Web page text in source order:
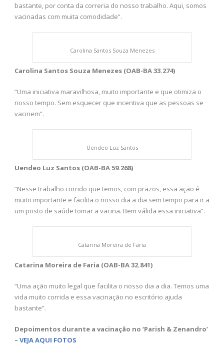
bastante, por conta da correria do nosso trabalho. Aqui, somos
vacinadas com muita comodidade”.
Carolina Santos Souza Menezes
Carolina Santos Souza Menezes (OAB-BA 33.274)
“Uma iniciativa maravilhosa, muito importante e que otimiza o
nosso tempo. Sem esquecer que incentiva que as pessoas se
vacinem”.
Uendeo Luz Santos
Uendeo Luz Santos (OAB-BA 59.268)
“Nesse trabalho corrido que temos, com prazos, essa ação é
muito importante e facilita o nosso dia a dia sem tempo para ir a
um posto de saúde tomar a vacina. Bem válida essa iniciativa”.
Catarina Moreira de Faria
Catarina Moreira de Faria (OAB-BA 32.841)
“Uma ação muito legal que facilita o nosso dia a dia. Temos uma
vida muito corrida e essa vacinação no escritório ajuda
bastante”.
Depoimentos durante a vacinação no ‘Parish & Zenandro’
– VEJA AQUI FOTOS